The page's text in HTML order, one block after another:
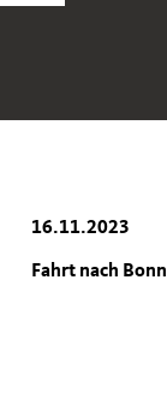
16.11.2023
Fahrt nach Bonn